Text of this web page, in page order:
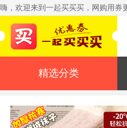
嗨，欢迎来到一起买买买，网购用券
精选分类